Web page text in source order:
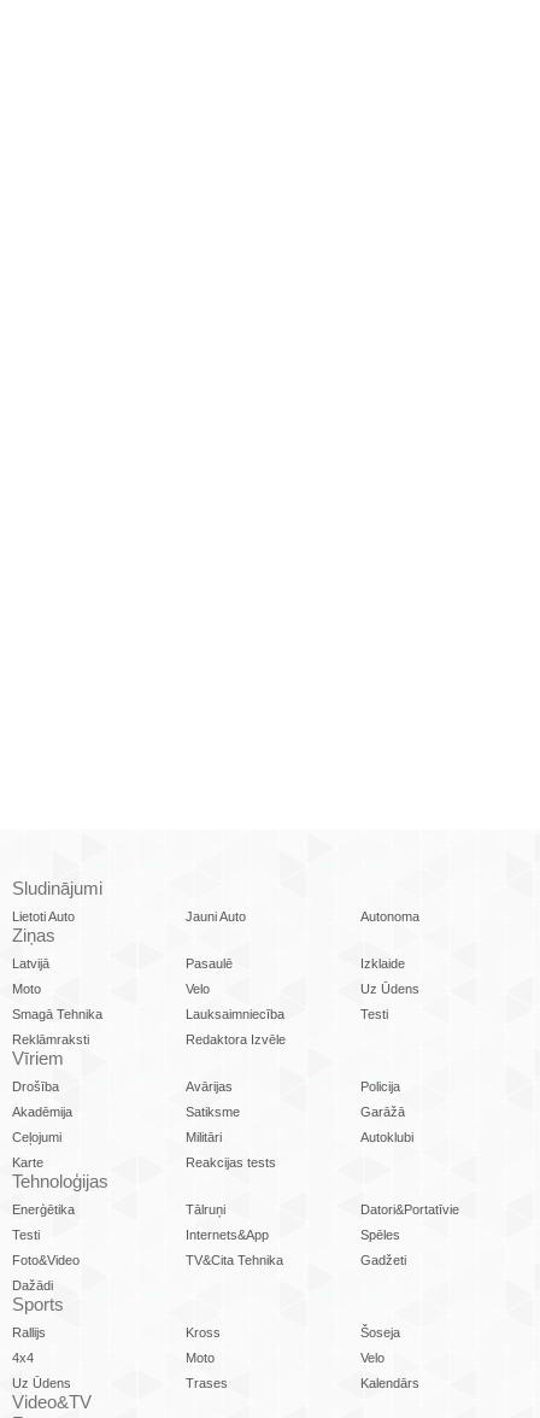
Sludinājumi
Lietoti Auto Jauni Auto Autonoma
Ziņas
Latvijā Pasaulē
Izklaide
Moto
Velo
Uz Ūdens
Smagā Tehnika
Lauksaimniecība
Testi
Reklāmraksti
Redaktora Izvēle
Vīriem
Drošība Avārijas
Policija
Akadēmija
Satiksme
Garāžā
Ceļojumi
Militāri
Autoklubi
Karte
Reakcijas tests
Tehnoloģijas
Enerģētika Tālruņi
Datori&Portatīvie
Testi
Internets&App
Spēles
Foto&Video
TV&Cita Tehnika
Gadžeti
Dažādi
Sports
Rallijs Kross
Šoseja
4x4
Moto
Velo
Uz Ūdens
Trases Kalendārs
Video&TV